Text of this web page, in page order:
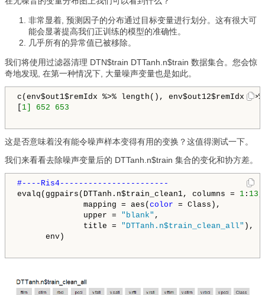
非常显着, 预测因子的分布通过目标变量进行划分。这有很大可
能会显著提高我们正训练的模型的准确性。
几乎所有的异常值已被移除。
我们将使用过滤器清理 DTN$train DTTanh.n$train 数据集合。您会惊
奇地发现, 在第一种情况下, 大量噪声变量也是如此。
c(env$out1$remIdx %>% length(), env$out12$remIdx
[ 1] 652 653
这是否意味着没有能令噪声样本变得有用的变换？这值得测试一下。
我们来看看去除噪声变量后的 DTTanh.n$train 集合的变化和协方差。
evalq(ggpairs(DTTanh.n$train_clean1, columns = 1 : 13
mapping = aes(color = Class),
upper = "blank" ,
title = "DTTanh.n$train_clean_all" ),
env)